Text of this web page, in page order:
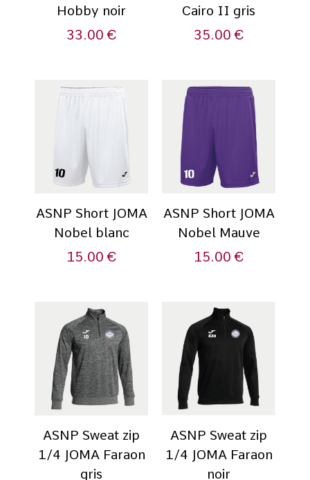
Hobby noir
33.00€
Cairo II gris
35.00€
ASNP Short JOMA
Nobel blanc
15.00€
ASNP Short JOMA
Nobel Mauve
15.00€
ASNP Sweat zip
1/4 JOMA Faraon
gris
ASNP Sweat zip
1/4 JOMA Faraon
noir